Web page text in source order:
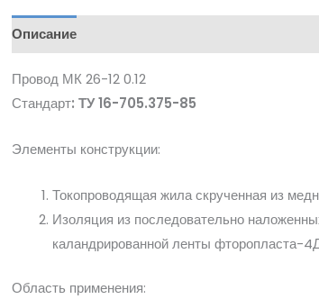
Описание
Провод МК 26-12 0.12
Стандарт: ТУ 16-705.375-85
Элементы конструкции:
Токопроводящая жила скрученная из
Изоляция из последовательно
каландрированной ленты фторопласта-
Область применения: